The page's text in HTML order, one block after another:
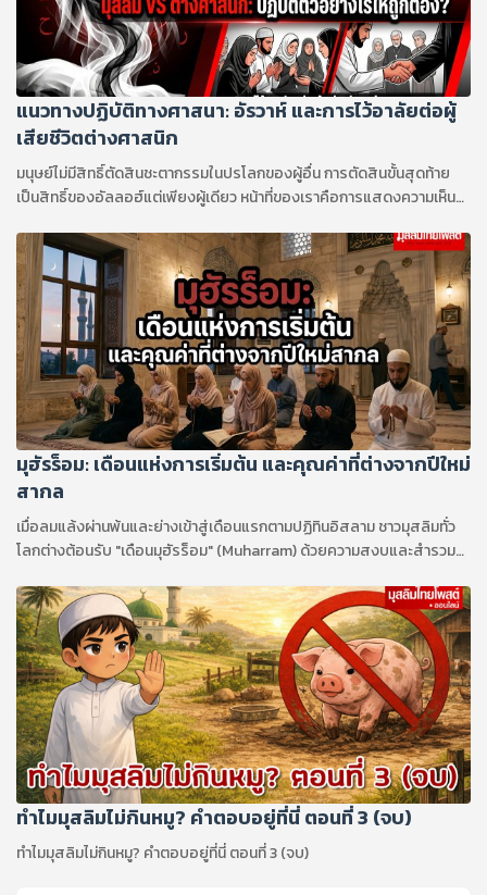
แนวทางปฏิบัติทางศาสนา: อัรวาห์ และการไว้อาลัยต่อผู้
เสียชีวิตต่างศาสนิก
มนุษย์ไม่มีสิทธิ์ตัดสินชะตากรรมในปรโลกของผู้อื่น การตัดสินขั้นสุดท้าย
เป็นสิทธิ์ของอัลลอฮ์แต่เพียงผู้เดียว หน้าที่ของเราคือการแสดงความเห็น
หลักการศาสนา
มุฮัรร็อม: เดือนแห่งการเริ่มต้น และคุณค่าที่ต่างจากปีใหม่
สากล
เมื่อลมแล้งผ่านพ้นและย่างเข้าสู่เดือนแรกตามปฏิทินอิสลาม ชาวมุสลิมทั่ว
โลกต่างต้อนรับ "เดือนมุฮัรร็อม" (Muharram) ด้วยความสงบและสำรวม
แต่ยังเป็นหนึ่งในสี่ "เดือนต้องห้าม" หรือเดือนศักดิ์สิทธิ์ที่พระผู้เป็นเจ้าทรง
กำหนดห้ามมิให้มีการสู้รบ เพื่อให้เป็นช่วงเวลาแห่งสันติภาพและการทบทวน
ตนเอง
ทำไมมุสลิมไม่กินหมู? คำตอบอยู่ที่นี่ ตอนที่ 3 (จบ)
ทำไมมุสลิมไม่กินหมู? คำตอบอยู่ที่นี่ ตอนที่ 3 (จบ)